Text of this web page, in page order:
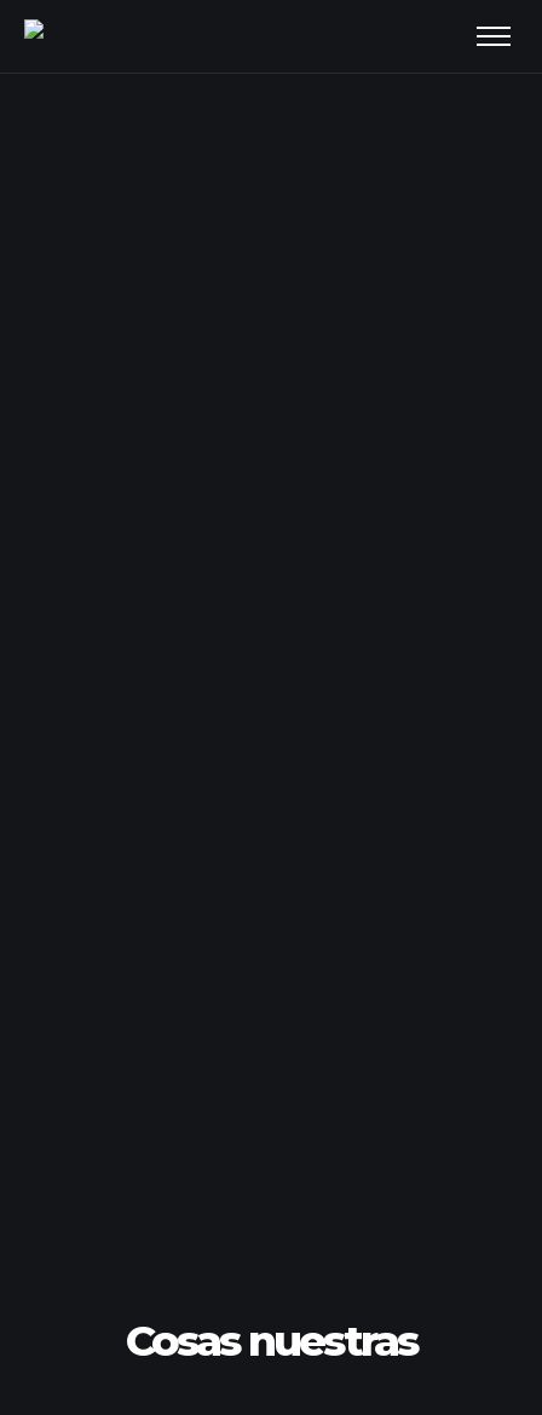
Cosas nuestras